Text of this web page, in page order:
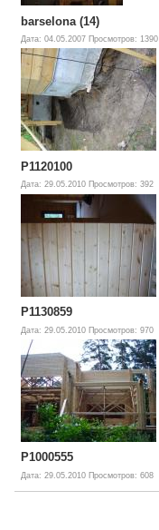
barselona (14)
Дата: 04.05.2007 Просмотров: 1390
P1120100
Дата: 29.05.2010 Просмотров: 392
P1130859
Дата: 29.05.2010 Просмотров: 970
P1000555
Дата: 29.05.2010 Просмотров: 608